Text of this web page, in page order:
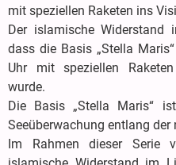
mit speziellen Raketen ins
Der islamische Widerstand
dass die Basis „Stella
Uhr mit speziellen
wurde.
Die Basis „Stella Maris“
Seeüberwachung entlang der
Im Rahmen dieser Serie